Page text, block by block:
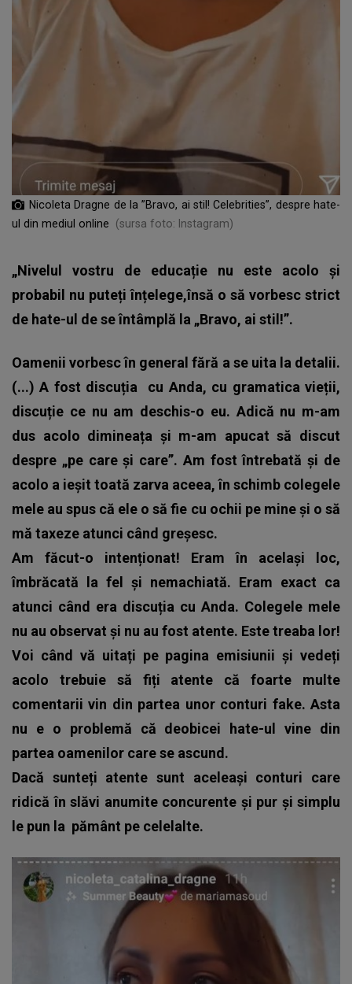
Nicoleta Dragne de la ”Bravo, ai stil! Celebrities”, despre hate-
ul din mediul online
(sursa foto: Instagram)
„Nivelul vostru de educație nu este acolo și
probabil nu puteți înțelege,însă o să vorbesc strict
de hate-ul de se întâmplă la „Bravo, ai stil!”.
Oamenii vorbesc în general fără a se uita la detalii.
(...) A fost discuția cu Anda, cu gramatica vieții,
discuție ce nu am deschis-o eu. Adică nu m-am
dus acolo dimineața și m-am apucat să discut
despre „pe care și care”. Am fost întrebată și de
acolo a ieșit toată zarva aceea, în schimb colegele
mele au spus că ele o să fie cu ochii pe mine și o să
mă taxeze atunci când greșesc.
Am făcut-o intenționat! Eram în același loc,
îmbrăcată la fel și nemachiată. Eram exact ca
atunci când era discuția cu Anda. Colegele mele
nu au observat și nu au fost atente. Este treaba lor!
Voi când vă uitați pe pagina emisiunii și vedeți
acolo trebuie să fiți atente că foarte multe
comentarii vin din partea unor conturi fake. Asta
nu e o problemă că deobicei hate-ul vine din
partea oamenilor care se ascund.
Dacă sunteți atente sunt aceleași conturi care
ridică în slăvi anumite concurente și pur și simplu
le pun la pământ pe celelalte.